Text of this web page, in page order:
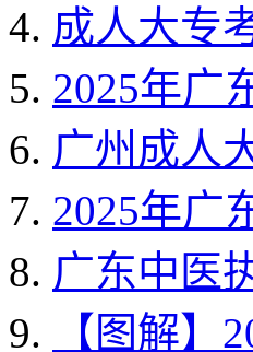
成人大专
2025年广
广州成人
2025年广
广东中医
【图解】